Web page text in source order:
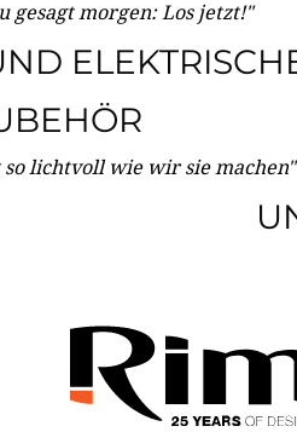
gesagt morgen: Los jetzt!"
so lichtvoll wie wir sie machen"